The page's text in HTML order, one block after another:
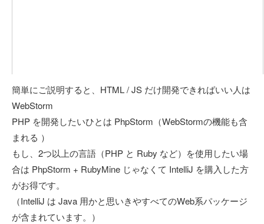
簡単にご説明すると、HTML / JS だけ開発できればいい人は
WebStorm
PHP を開発したいひとは PhpStorm（WebStormの機能も含
まれる ）
もし、2つ以上の言語（PHP と Ruby など）を使用したい場
合は PhpStorm + RubyMine じゃなくて IntelliJ を購入した方
がお得です。
（IntelliJ は Java 用かと思いきやすべてのWeb系パッケージ
が含まれています。）